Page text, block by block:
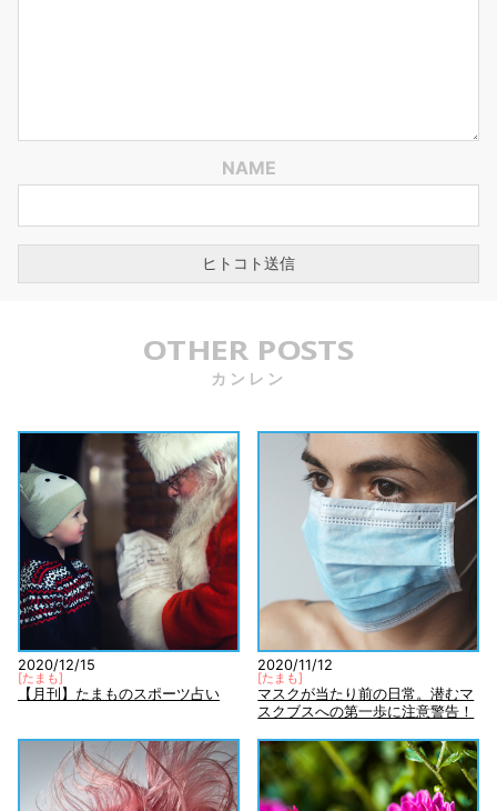
NAME
OTHER POSTS
カンレン
2020/12/15
[たまも]
【月刊】たまものスポーツ占い
2020/11/12
[たまも]
マスクが当たり前の日常。潜むマ
スクブスへの第一歩に注意警告！